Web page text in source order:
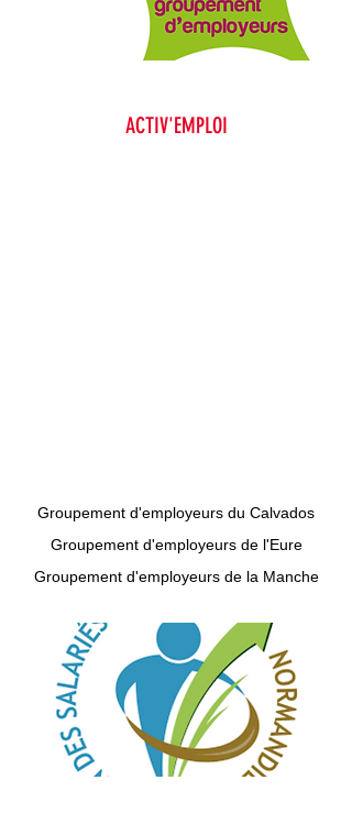
ACTIV'EMPLOI
Groupement d'employeurs du Calvados
Groupement d'employeurs de l'Eure
Groupement d'employeurs de la Manche